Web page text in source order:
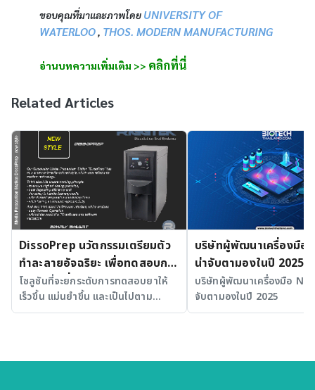
ขอบคุณที่มาและภาพโดย UNIVERSITY OF
WATERLOO THOS. MODERN MANUFACTURING
อ่านบทความเพิ่มเติม >> คลิกที่นี่
Related Articles
DissoPrep นวัตกรรมเตรียมตัว
ทำละลายอัจฉริยะ เพื่อทดสอบการ
ละลายยาที่แม่นยำและได้
มาตรฐาน
โซลูชันที่จะยกระดับการทดสอบยาให้
เร็วขึ้น แม่นยำขึ้น และเป็นไปตาม
มาตรฐานสากล
บริษัทผู้พัฒนาเครื่องมือ
น่าจับตามองในปี 2025
บริษัทผู้พัฒนาเครื่องมือ
จับตามองในปี 2025